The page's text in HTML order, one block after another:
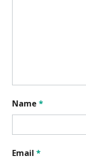
Name *
Email *